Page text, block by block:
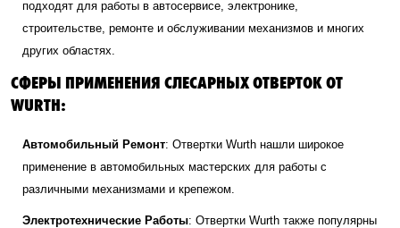
подходят для работы в автосервисе, электронике,
строительстве, ремонте и обслуживании механизмов и многих
других областях.
СФЕРЫ ПРИМЕНЕНИЯ СЛЕСАРНЫХ ОТВЕРТОК ОТ
WURTH:
Автомобильный Ремонт: Отвертки Wurth нашли широкое
применение в автомобильных мастерских для работы с
различными механизмами и крепежом.
Электротехнические Работы: Отвертки Wurth также популярны